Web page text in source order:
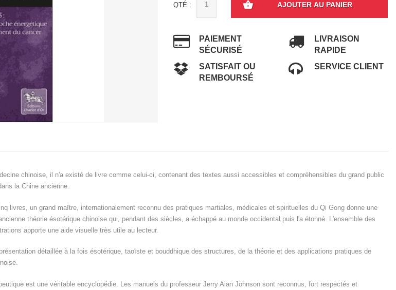
QTÉ : AJOUTER AU PANIER
PAIEMENT
SÉCURISÉ
LIVRAISON
RAPIDE
SATISFAIT OU
REMBOURSÉ
SERVICE CLIENT
chinoise, il n'a existé de livre comme celui-ci, contenant des textes aussi accessibles et compréhensibles du grand public
la Chine ancienne.
livres, un grand maître, internationalement reconnu des pratiques martiales, médicales et spirituelles du Qi Gong donne une
théorie ésotérique chinoise qui, pendant des siècles, a échappé au monde occidental puis l'a étonné. L'ensemble des
apporte une aide visuelle très utile au lecteur.
détaillée à la fois ésotérique, taoïste et bouddhique des structures, de la théorie et des applications pratiques de
est une véritable encyclopédie. Les manuels du professeur Jerry Alan Johnson sont reconnus, fort respectés et